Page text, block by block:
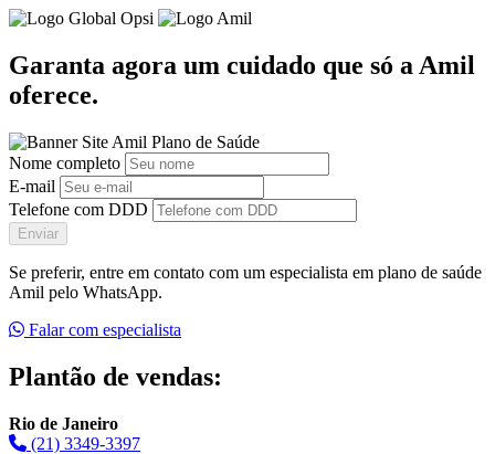
Garanta agora um cuidado que só a Amil
oferece.
Nome completo
E-mail
Telefone com DDD
Enviar
Se preferir, entre em contato com um especialista em plano de saúde
Amil pelo WhatsApp.
Falar com especialista
Plantão de vendas:
Rio de Janeiro
(21) 3349-3397